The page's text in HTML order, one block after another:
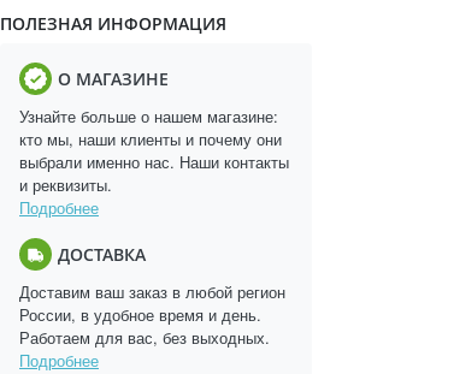
ПОЛЕЗНАЯ ИНФОРМАЦИЯ
О МАГАЗИНЕ
Узнайте больше о нашем магазине:
кто мы, наши клиенты и почему они
выбрали именно нас. Наши контакты
и реквизиты.
Подробнее
ДОСТАВКА
Доставим ваш заказ в любой регион
России, в удобное время и день.
Работаем для вас, без выходных.
Подробнее